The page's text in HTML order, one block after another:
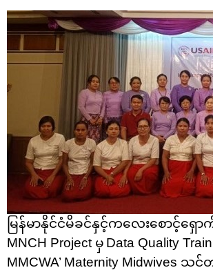
မြန်မာနိုင်ငံမိခင်နှင့်ကလေးစောင့်ရှေ
MNCH Project မှ Data Quality
MMCWA’ Maternity Midwives သင်